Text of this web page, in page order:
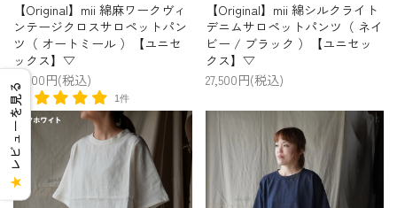
【Original】mii 綿麻ワークヴィ
ンテージクロスサロペットパン
ツ（ オートミール ）【ユニセ
ックス】▽
27,500円(税込)
1件
【Original】mii 綿シルクライト
デニムサロペットパンツ（ ネイ
ビー / ブラック ）【ユニセッ
クス】▽
27,500円(税込)
★
レビューを見る